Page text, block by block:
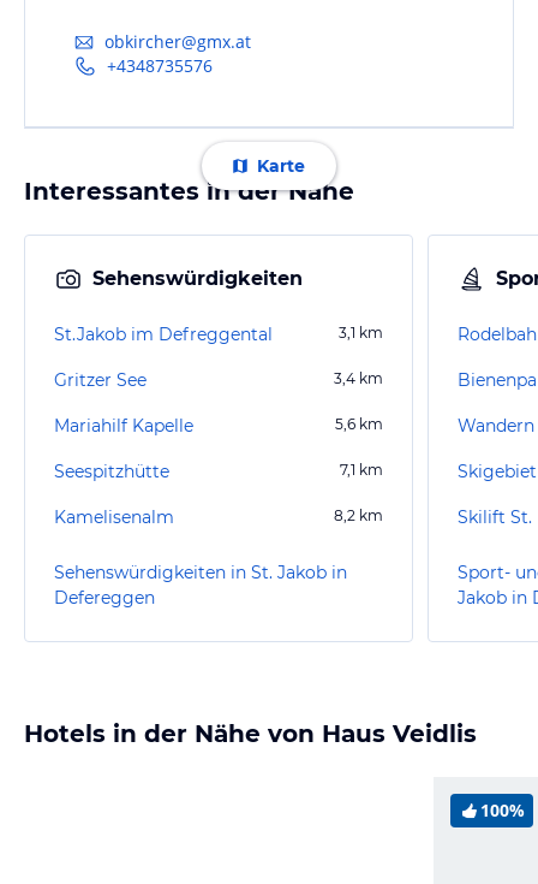
obkircher@gmx.at
+4348735576
Karte
Interessantes in der Nähe
Sehenswürdigkeiten
St.Jakob im Defreggental 3,1 km
Gritzer See 3,4 km
Mariahilf Kapelle 5,6 km
Seespitzhütte 7,1 km
Kamelisenalm 8,2 km
Sehenswürdigkeiten in St. Jakob in
Defereggen
Skilift St.
Sport-
Jakob in
Hotels in der Nähe von Haus Veidlis
100%